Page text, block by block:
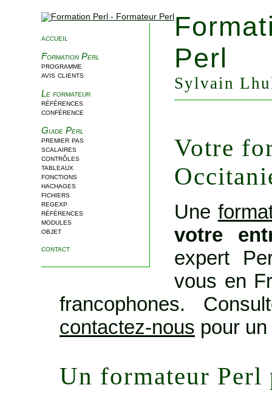
accueil
Formation Perl
programme
avis clients
Le formateur
références
conférence
Guide Perl
premier pas
scalaires
contrôles
tableaux
fonctions
hachages
fichiers
regexp
références
modules
objet
contact
Perl
Sylvain
Votre
Une
votre
expert
vous en
francophones.
contactez-nous pour
Un formateur Perl